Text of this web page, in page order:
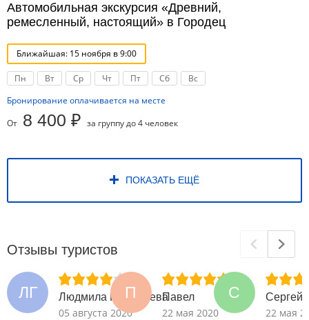
Автомобильная экскурсия «Древний,
ремесленный, настоящий» в Городец
Ближайшая: 15 ноября в 9:00
Пн Вт Ср Чт Пт Сб
Вс
Бронирование оплачивается на месте
От 8 400 ₽ за группу до 4 человек
ПОКАЗАТЬ ЕЩЁ
Отзывы туристов
ЛГ Людмила Григорьева
05 августа 2020
П Павел
22 мая 2020
С Сергей
22 мая